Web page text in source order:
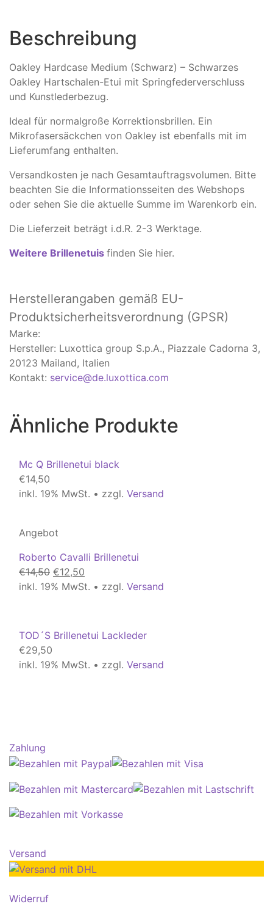
Beschreibung
Oakley Hardcase Medium (Schwarz) – Schwarzes
Oakley Hartschalen-Etui mit Springfederverschluss
und Kunstlederbezug.
Ideal für normalgroße Korrektionsbrillen. Ein
Mikrofasersäckchen von Oakley ist ebenfalls mit im
Lieferumfang enthalten.
Versandkosten je nach Gesamtauftragsvolumen. Bitte
beachten Sie die Informationsseiten des Webshops
oder sehen Sie die aktuelle Summe im Warenkorb ein.
Die Lieferzeit beträgt i.d.R. 2-3 Werktage.
Weitere Brillenetuis finden Sie hier.
Herstellerangaben gemäß EU-
Produktsicherheitsverordnung (GPSR)
Marke:
Hersteller: Luxottica group S.p.A., Piazzale Cadorna 3,
20123 Mailand, Italien
Kontakt: service@de.luxottica.com
Ähnliche Produkte
Mc Q Brillenetui black
€14,50
inkl. 19% MwSt. • zzgl. Versand
Angebot
Roberto Cavalli Brillenetui
€14,50 Ursprünglicher
Preis
€12,50
Preis
inkl. 19% MwSt. • zzgl. Versand
TOD´S Brillenetui Lackleder
€29,50
inkl. 19% MwSt. • zzgl. Versand
Zahlung
Versand
Widerruf